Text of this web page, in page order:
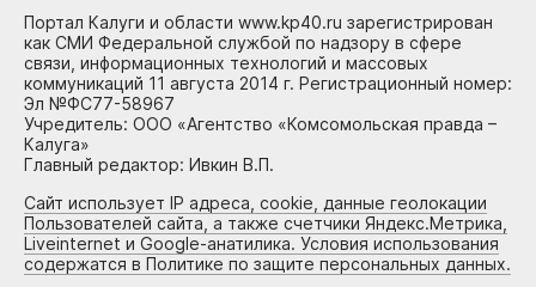
Портал Калуги и области www.kp40.ru зарегистрирован
как СМИ Федеральной службой по надзору в сфере
связи, информационных технологий и массовых
коммуникаций 11 августа 2014 г. Регистрационный номер:
Эл №ФС77-58967
Учредитель: ООО «Агентство «Комсомольская правда –
Калуга»
Главный редактор: Ивкин В.П.
Сайт использует IP адреса, cookie, данные геолокации
Пользователей сайта, а также счетчики Яндекс.Метрика,
Liveinternet и Google-анатилика. Условия использования
содержатся в Политике по защите персональных данных.